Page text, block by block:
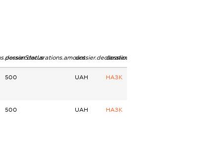
dossier.declarations.amountdossier.declarations.currency
dossier.declarations.source
500 UAH НАЗК
500 UAH НАЗК